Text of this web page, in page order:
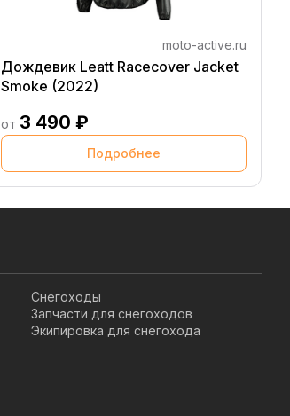
moto-active.ru
Дождевик Leatt Racecover Jacket
Smoke (2022)
от 3 490 ₽
Подробнее
Снегоходы
Запчасти для снегоходов
Экипировка для снегохода